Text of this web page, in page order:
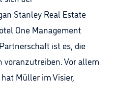
Stanley Real Estate
One Management
ist es, die
voranzutreiben. Vor allem
Müller im Visier,